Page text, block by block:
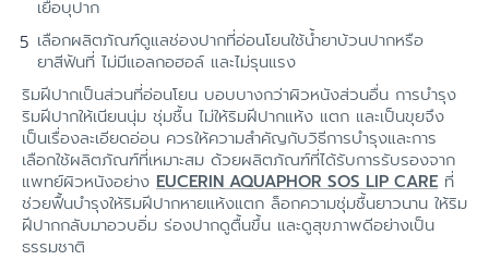
เยื่อบุปาก
เลือกผลิตภัณฑ์ดูแลช่องปากที่อ่อนโยนใช้น้ำยาบ้วนปากหรือ
ยาสีฟันที่ ไม่มีแอลกอฮอล์ และไม่รุนแรง
ริมฝีปากเป็นส่วนที่อ่อนโยน บอบบางกว่าผิวหนังส่วนอื่น การบำรุง
ริมฝีปากให้เนียนนุ่ม ชุ่มชื้น ไม่ให้ริมฝีปากแห้ง แตก และเป็นขุยจึง
เป็นเรื่องละเอียดอ่อน ควรให้ความสำคัญกับวิธีการบำรุงและการ
เลือกใช้ผลิตภัณฑ์ที่เหมาะสม ด้วยผลิตภัณฑ์ที่ได้รับการรับรองจาก
แพทย์ผิวหนังอย่าง EUCERIN AQUAPHOR SOS LIP CARE ที่
ช่วยฟื้นบำรุงให้ริมฝีปากหายแห้งแตก ล็อกความชุ่มชื้นยาวนาน ให้ริม
ฝีปากกลับมาอวบอิ่ม ร่องปากดูตื้นขึ้น และดูสุขภาพดีอย่างเป็น
ธรรมชาติ